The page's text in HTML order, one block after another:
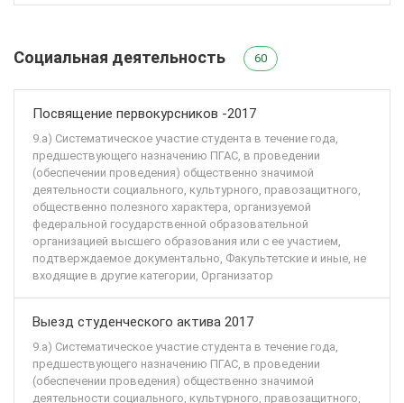
Социальная деятельность 60
Посвящение первокурсников -2017
9.а) Систематическое участие студента в течение года,
предшествующего назначению ПГАС, в проведении
(обеспечении проведения) общественно значимой
деятельности социального, культурного, правозащитного,
общественно полезного характера, организуемой
федеральной государственной образовательной
организацией высшего образования или с ее участием,
подтверждаемое документально, Факультетские и иные, не
входящие в другие категории, Организатор
Выезд студенческого актива 2017
9.а) Систематическое участие студента в течение года,
предшествующего назначению ПГАС, в проведении
(обеспечении проведения) общественно значимой
деятельности социального, культурного, правозащитного,